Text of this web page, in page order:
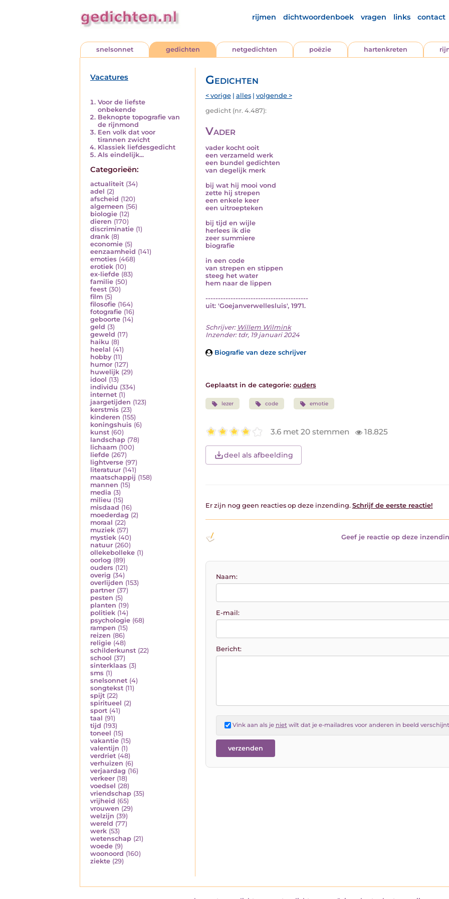
rijmen dichtwoordenboek vragen links contact
snelsonnet gedichten netgedichten poëzie hartenkreten
Vacatures
Voor de liefste
onbekende
Beknopte topografie van
de rijnmond
Een volk dat voor
tirannen zwicht
Klassiek liefdesgedicht
Als eindelijk...
Categorieën:
actualiteit (34)
adel (2)
afscheid (120)
algemeen (56)
biologie (12)
dieren (170)
discriminatie (1)
drank (8)
economie (5)
eenzaamheid (141)
emoties (468)
erotiek (10)
ex-liefde (83)
familie (50)
feest (30)
film (5)
filosofie (164)
fotografie (16)
geboorte (14)
geld (3)
geweld (17)
haiku (8)
heelal (41)
hobby (11)
humor (127)
huwelijk (29)
idool (13)
individu (334)
internet (1)
jaargetijden (123)
kerstmis (23)
kinderen (155)
koningshuis (6)
kunst (60)
landschap (78)
lichaam (100)
liefde (267)
lightverse (97)
literatuur (141)
maatschappij (158)
mannen (15)
media (3)
milieu (15)
misdaad (16)
moederdag (2)
moraal (22)
muziek (57)
mystiek (40)
natuur (260)
ollekebolleke (1)
oorlog (89)
ouders (121)
overig (34)
overlijden (153)
partner (37)
pesten (5)
planten (19)
politiek (14)
psychologie (68)
rampen (15)
reizen (86)
religie (48)
schilderkunst (22)
school (37)
sinterklaas (3)
sms (1)
snelsonnet (4)
songtekst (11)
spijt (22)
spiritueel (2)
sport (41)
taal (91)
tijd (193)
toneel (15)
vakantie (15)
valentijn (1)
verdriet (48)
verhuizen (6)
verjaardag (16)
verkeer (18)
voedsel (28)
vriendschap (35)
vrijheid (65)
vrouwen (29)
welzijn (39)
wereld (77)
werk (53)
wetenschap (21)
woede (9)
woonoord (160)
ziekte (29)
Gedichten
< vorige| alles| volgende >
gedicht (nr. 4.487):
Vader
vader kocht ooit
een verzameld werk
een bundel gedichten
van degelijk merk
bij wat hij mooi vond
zette hij strepen
een enkele keer
een uitroepteken
bij tijd en wijle
herlees ik die
zeer summiere
biografie
in een code
van strepen en stippen
steeg het water
hem naar de lippen
-----------------------------------------
uit: 'Goejanverwellesluis', 1971.
Schrijver: Willem Wilmink
Inzender: tdr, 19 januari 2024
Biografie van deze schrijver
Geplaatst in de categorie: ouders
lezer code emotie
3.6 met 20 stemmen 18.825
deel als afbeelding
Er zijn nog geen reacties op deze inzending. Schrijf de eerste reactie!
Geef je reactie op deze
Naam:
E-mail:
Bericht:
Vink aan als je nietwilt dat je e-mailadres voor anderen in beeld verschijnt